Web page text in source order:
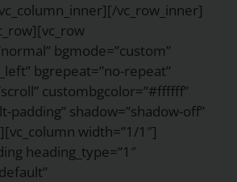
vc_row_inner]
bgmode=”custom”
bgrepeat=”no-repeat”
custombgcolor=”#ffffff”
padding” shadow=”shadow-off”
width=”1/1″]
heading_type=”1″